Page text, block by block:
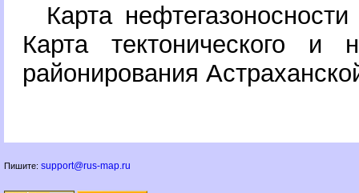
Карта
Карта тектонического и
районирования
Пишите: support@rus-map.ru